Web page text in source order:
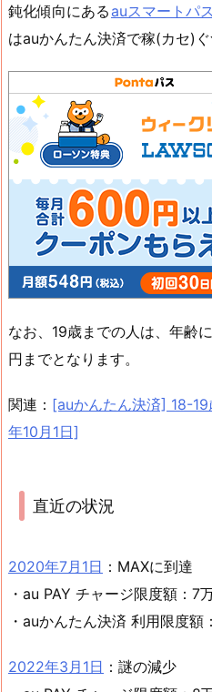
鈍化傾向にあるauスマートパ
はauかんたん決済で稼(カセ)
なお、19歳までの人は、年齢
円までとなります。
関連： [auかんたん決済] 18-
年10月1日]
直近の状況
2020年7月1日 ：MAXに到達
・au PAY チャージ限度額：7
・auかんたん決済 利用限度
2022年3月1日 ：謎の減少